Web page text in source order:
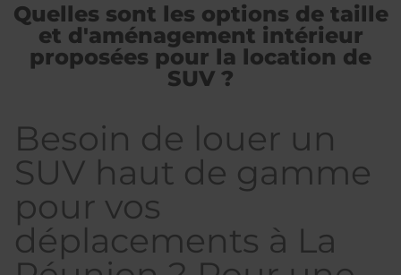
Quelles sont les options de taille
et d'aménagement intérieur
proposées pour la location de
SUV ?
Besoin de louer un
SUV haut de gamme
pour vos
déplacements à La